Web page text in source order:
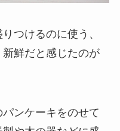
つけるのに使う、
鮮だと感じたのが
ンケーキをのせて